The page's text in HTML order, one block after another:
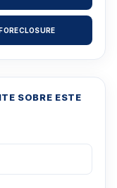
SOBRE ESTE